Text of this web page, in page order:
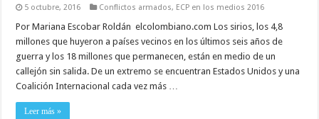
5 octubre, 2016 Conflictos armados, ECP en los medios 2016
Por Mariana Escobar Roldán elcolombiano.com Los sirios, los 4,8
millones que huyeron a países vecinos en los últimos seis años de
guerra y los 18 millones que permanecen, están en medio de un
callejón sin salida. De un extremo se encuentran Estados Unidos y una
Coalición Internacional cada vez más …
Leer más »